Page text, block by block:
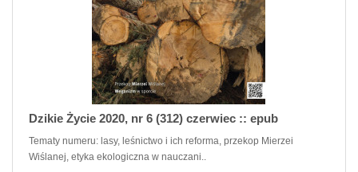
Dzikie Życie 2020, nr 6 (312) czerwiec :: epub
Tematy numeru: lasy, leśnictwo i ich reforma, przekop Mierzei
Wiślanej, etyka ekologiczna w nauczani..